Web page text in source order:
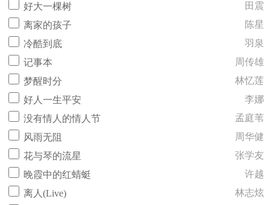
好大一棵树
田震
离家的孩子
陈星
冷酷到底
羽泉
记事本
周传雄
梦醒时分
林忆莲
好人一生平安
李娜
没有情人的情人节
孟庭苇
风雨无阻
周华健
花与琴的流星
张学友
晚霞中的红蜻蜓
许越
离人(Live)
林志炫